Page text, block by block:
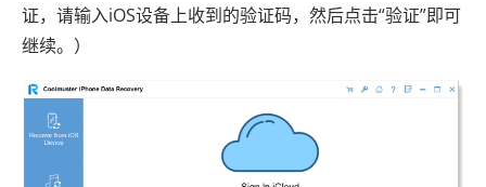
证，请输入iOS设备上收到的验证码，然后点击“验证”即可
继续。）